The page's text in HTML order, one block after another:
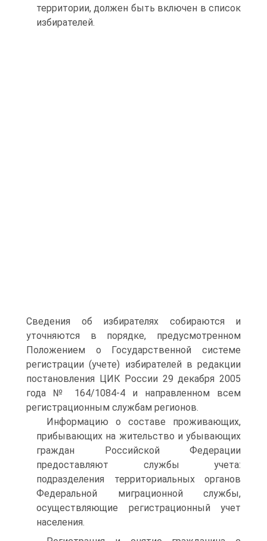
территории, должен быть включен в список
избирателей.
Сведения об избирателях собираются и
уточняются в порядке, предусмотренном
Положением о Государственной системе
регистрации (учете) избирателей в редакции
постановления ЦИК России 29 декабря 2005
года № 164/1084-4 и направленном всем
регистрационным службам регионов.
Информацию о составе проживающих,
прибывающих на жительство и убывающих
граждан Российской Федерации
предоставляют службы учета:
подразделения территориальных органов
Федеральной миграционной службы,
осуществляющие регистрационный учет
населения.